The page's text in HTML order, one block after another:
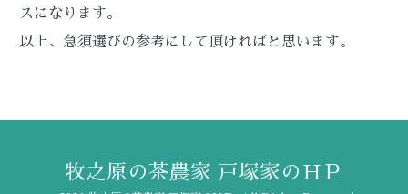
スになります。
以上、急須選びの参考にして頂ければと思います。
牧之原の茶農家 戸塚家のＨＰ